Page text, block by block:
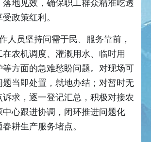
落地见效，确保职工群众精准吃透
政策红利。
人员坚持问需于民、服务靠前，
农机调度、灌溉用水、临时用
等方面的急难愁盼问题。对现场可
题当即处置，就地办结；对暂时无
诉求，逐一登记汇总，积极对接农
中心跟进协调，闭环推进问题化
耕生产服务堵点。